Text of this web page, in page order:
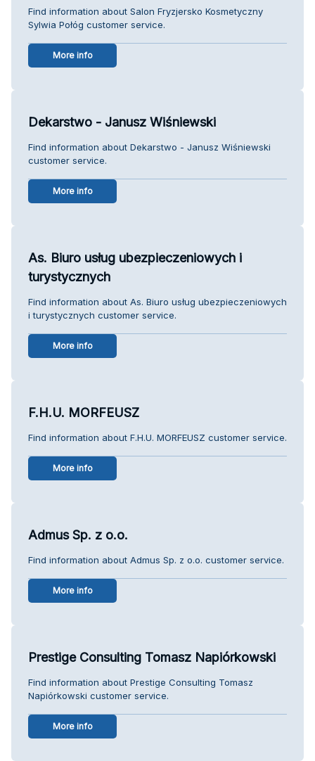
Find information about Salon Fryzjersko Kosmetyczny
Sylwia Połóg customer service.
More info
Dekarstwo - Janusz Wiśniewski
Find information about Dekarstwo - Janusz Wiśniewski
customer service.
More info
As. Biuro usług ubezpieczeniowych i
turystycznych
Find information about As. Biuro usług ubezpieczeniowych
i turystycznych customer service.
More info
F.H.U. MORFEUSZ
Find information about F.H.U. MORFEUSZ customer service.
More info
Admus Sp. z o.o.
Find information about Admus Sp. z o.o. customer service.
More info
Prestige Consulting Tomasz Napiórkowski
Find information about Prestige Consulting Tomasz
Napiórkowski customer service.
More info